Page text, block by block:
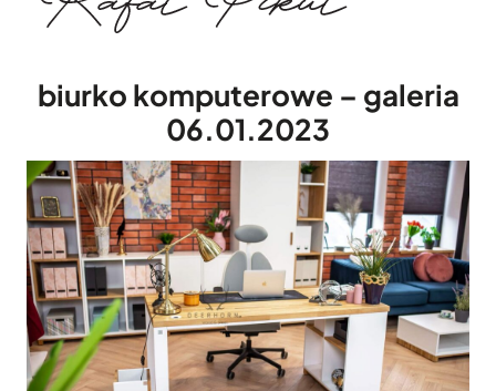
biurko komputerowe – galeria
06.01.2023